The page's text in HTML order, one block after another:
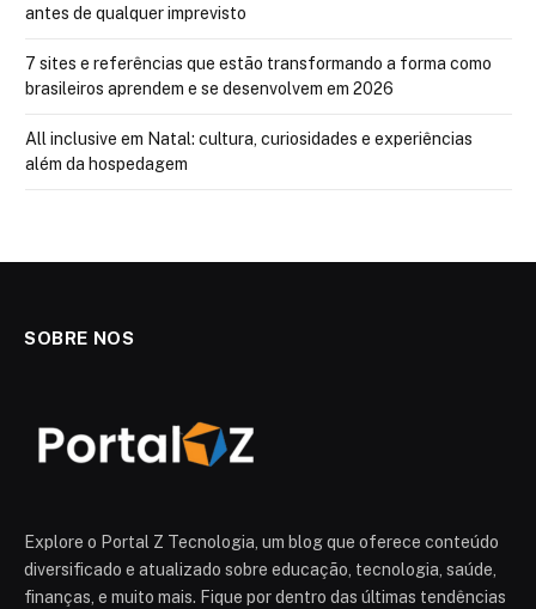
antes de qualquer imprevisto
7 sites e referências que estão transformando a forma como
brasileiros aprendem e se desenvolvem em 2026
All inclusive em Natal: cultura, curiosidades e experiências
além da hospedagem
SOBRE NOS
Explore o Portal Z Tecnologia, um blog que oferece conteúdo
diversificado e atualizado sobre educação, tecnologia, saúde,
finanças, e muito mais. Fique por dentro das últimas tendências